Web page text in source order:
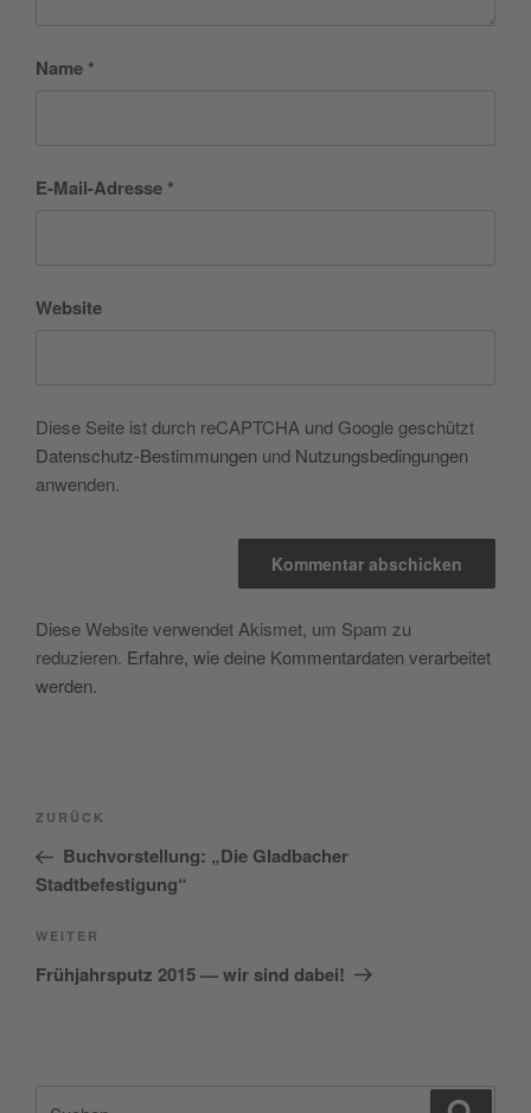
Name *
E-Mail-Adresse *
Website
Diese Seite ist durch reCAPTCHA und Google geschützt
Datenschutz-Bestimmungen und Nutzungsbedingungen
anwenden.
Diese Website verwendet Akismet, um Spam zu
reduzieren. Erfahre, wie deine Kommentardaten verarbeitet
werden.
Beitragsnavigation
Vorheriger
Beitrag
ZURÜCK
Buchvorstellung: „Die Gladbacher
Stadtbefestigung“
Nächster
Beitrag
WEITER
Frühjahrsputz 2015 — wir sind dabei!